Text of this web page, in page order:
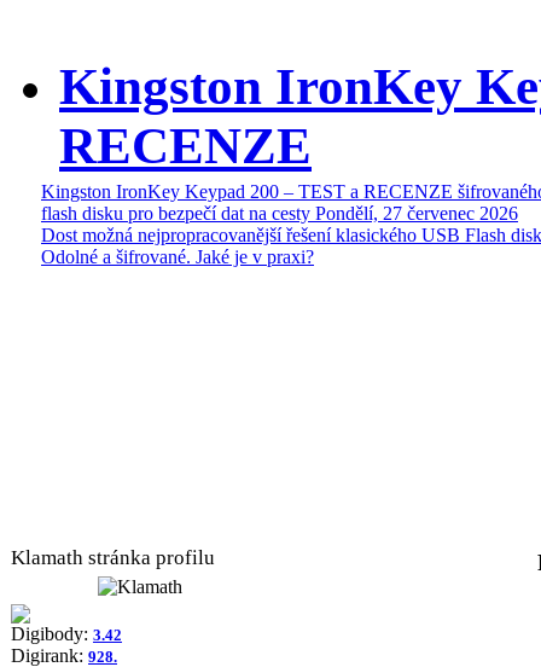
Kingston IronKey
RECENZE
Kingston IronKey Keypad 200 – TEST a RECENZE
flash disku pro bezpečí dat na cesty Pondělí, 27 červenec 2026
Dost možná nejpropracovanější řešení klasického USB Flash
Odolné a šifrované. Jaké je v praxi?
Klamath stránka profilu
Digibody: 3.42
Digirank: 928.